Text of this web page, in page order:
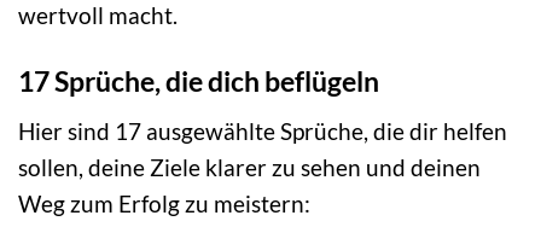
wertvoll macht.
17 Sprüche, die dich beflügeln
Hier sind 17 ausgewählte Sprüche, die dir helfen
sollen, deine Ziele klarer zu sehen und deinen
Weg zum Erfolg zu meistern: